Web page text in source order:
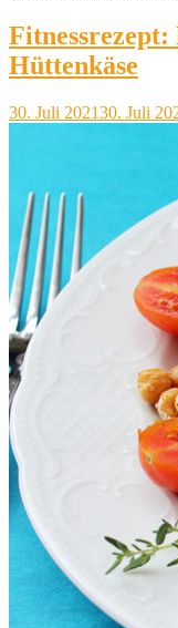
Hüttenkäse
30. Juli 202130. Juli